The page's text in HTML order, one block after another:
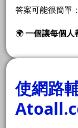
答案可能很簡單：
🌍一個讓每個人
使網路